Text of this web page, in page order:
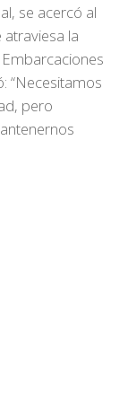
se acercó al
la
“Necesitamos
pero